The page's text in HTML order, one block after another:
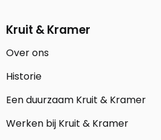
Kruit & Kramer
Over ons
Historie
Een duurzaam Kruit & Kramer
Werken bij Kruit & Kramer